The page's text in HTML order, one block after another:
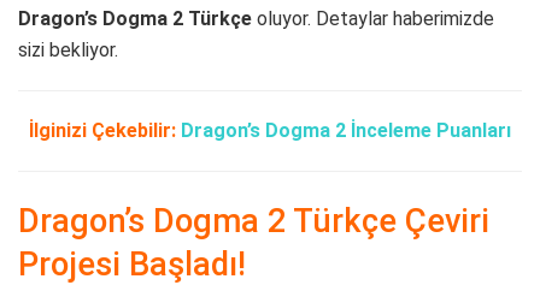
Dragon’s Dogma 2 Türkçe oluyor. Detaylar haberimizde
sizi bekliyor.
İlginizi Çekebilir: Dragon’s Dogma 2 İnceleme Puanları
Dragon’s Dogma 2 Türkçe Çeviri
Projesi Başladı!